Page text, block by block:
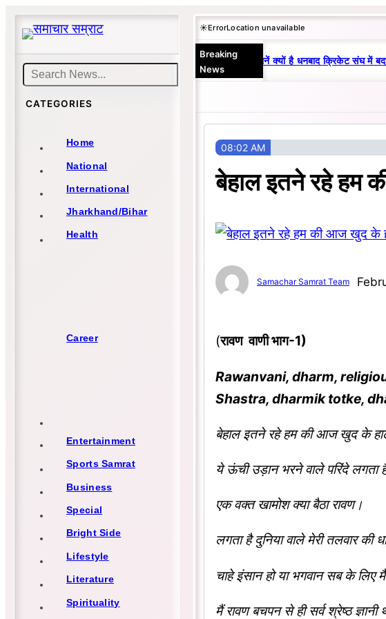
Skip
content
Search
CATEGORIES
Home
National
International
Jharkhand/Bihar
Health
Career
Entertainment
Sports Samrat
Business
Special
Bright Side
Lifestyle
Literature
Spirituality
☀️ErrorLocation unavailable
Breaking
News
25 वर्षों से एकछत्र मनोज-विनय राज : जानें क्यों है धनबाद क्रिकेट संघ में
08:02 AM
बेहाल इतने रहे हम
Samachar Samrat Team
(रावण वाणी भाग-1)
Rawanvani, dharm,
Shastra, dharmik totke,
बेहाल इतने रहे हम की आज खुद के
ये ऊंची उड़ान भरने वाले परिंदे
एक वक्त खामोश क्या बैठा रावण।
लगता है दुनिया वाले मेरी तलवार की
चाहे इंसान हो या भगवान सब के लिए
मैं रावण बचपन से ही सर्व श्रेष्ठ ज्ञानी